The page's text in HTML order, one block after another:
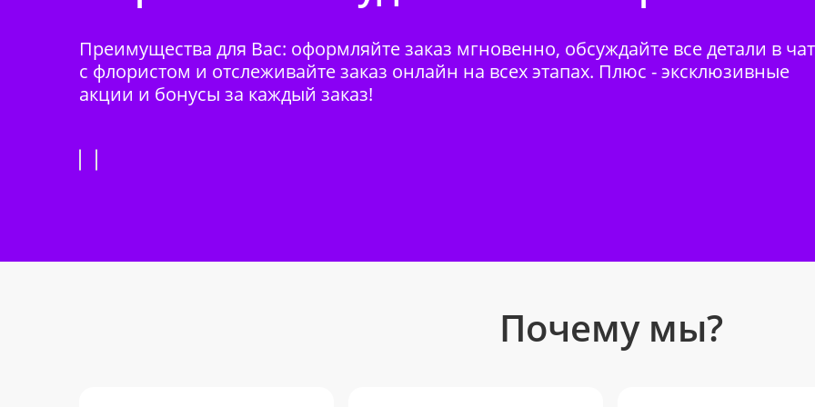
Преимущества для Вас: оформляйте заказ мгновенно, обсуждайте все детали в
с флористом и отслеживайте заказ онлайн на всех этапах. Плюс - эксклюзивные
акции и бонусы за каждый заказ!
Почему мы?